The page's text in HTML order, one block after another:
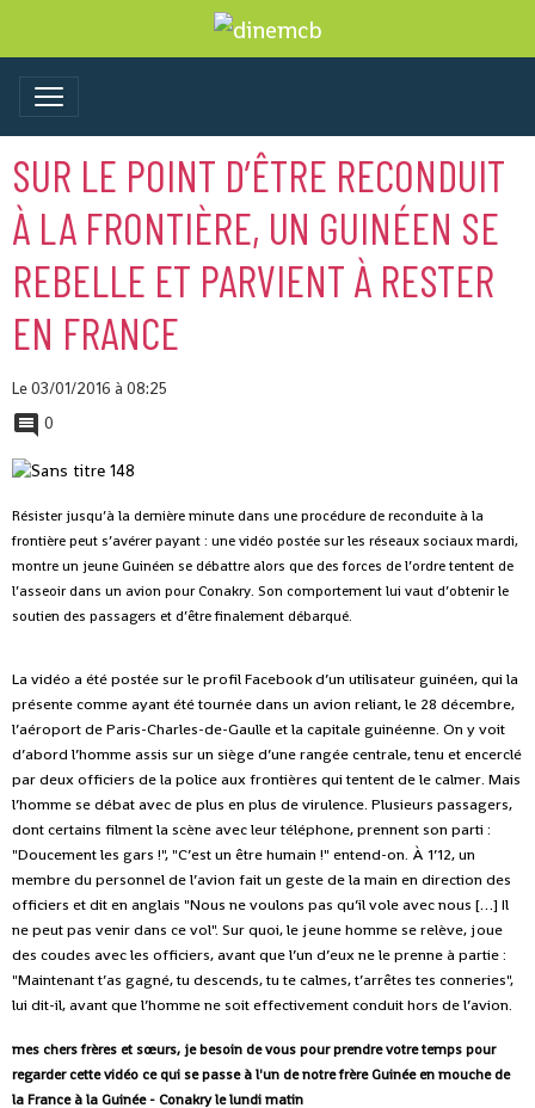
SUR LE POINT D’ÊTRE RECONDUIT
À LA FRONTIÈRE, UN GUINÉEN SE
REBELLE ET PARVIENT À RESTER
EN FRANCE
Le 03/01/2016 à 08:25
0
Résister jusqu’à la dernière minute dans une procédure de reconduite à la
frontière peut s’avérer payant : une vidéo postée sur les réseaux sociaux mardi,
montre un jeune Guinéen se débattre alors que des forces de l’ordre tentent de
l’asseoir dans un avion pour Conakry. Son comportement lui vaut d’obtenir le
soutien des passagers et d’être finalement débarqué.
La vidéo a été postée sur le profil Facebook d’un utilisateur guinéen, qui la
présente comme ayant été tournée dans un avion reliant, le 28 décembre,
l’aéroport de Paris-Charles-de-Gaulle et la capitale guinéenne. On y voit
d’abord l’homme assis sur un siège d’une rangée centrale, tenu et encerclé
par deux officiers de la police aux frontières qui tentent de le calmer. Mais
l’homme se débat avec de plus en plus de virulence. Plusieurs passagers,
dont certains filment la scène avec leur téléphone, prennent son parti :
"Doucement les gars !", "C’est un être humain !" entend-on. À 1’12, un
membre du personnel de l’avion fait un geste de la main en direction des
officiers et dit en anglais "Nous ne voulons pas qu’il vole avec nous […] Il
ne peut pas venir dans ce vol". Sur quoi, le jeune homme se relève, joue
des coudes avec les officiers, avant que l’un d’eux ne le prenne à partie :
"Maintenant t’as gagné, tu descends, tu te calmes, t’arrêtes tes conneries",
lui dit-il, avant que l’homme ne soit effectivement conduit hors de l’avion.
mes chers frères et sœurs, je besoin de vous pour prendre votre temps pour
regarder cette vidéo ce qui se passe à l'un de notre frère Guinée en mouche de
la France à la Guinée - Conakry le lundi matin